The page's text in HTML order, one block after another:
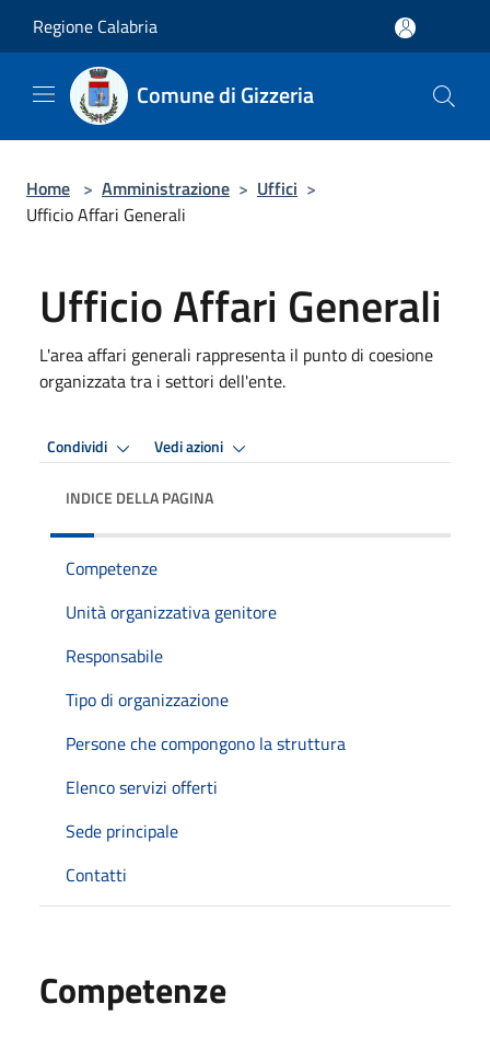
Regione Calabria
Comune di Gizzeria
Home > Amministrazione > Uffici >
Ufficio Affari Generali
Ufficio Affari Generali
L'area affari generali rappresenta il punto di coesione
organizzata tra i settori dell'ente.
Condividi Vedi azioni
INDICE DELLA PAGINA
Competenze
Unità organizzativa genitore
Responsabile
Tipo di organizzazione
Persone che compongono la struttura
Elenco servizi offerti
Sede principale
Contatti
Competenze